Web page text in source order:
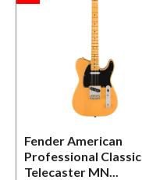
Fender American
Professional Classic
Telecaster MN...